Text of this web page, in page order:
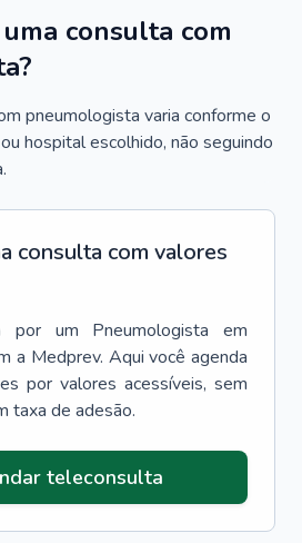
consulta com
pneumologista varia conforme o
hospital escolhido, não seguindo
consulta com valores
por um Pneumologista
em
a Medprev. Aqui você agenda
por valores acessíveis, sem
taxa de adesão.
teleconsulta